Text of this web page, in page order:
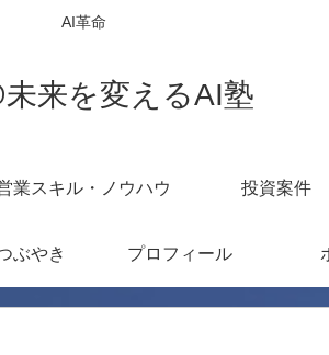
AI革命
来を変えるAI塾
業スキル・ノウハウ 投資案件
ぶやき プロフィール